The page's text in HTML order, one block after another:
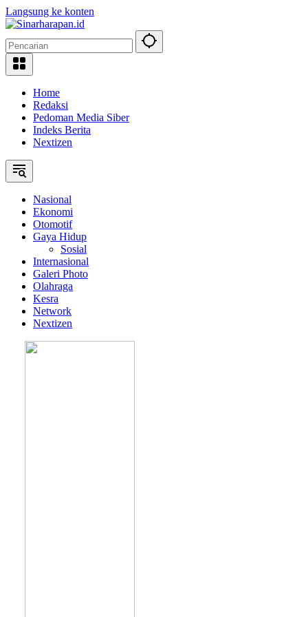
Langsung ke konten
Home
Redaksi
Pedoman Media Siber
Indeks Berita
Nextizen
Nasional
Ekonomi
Otomotif
Gaya Hidup
Sosial
Internasional
Galeri Photo
Olahraga
Kesra
Network
Nextizen